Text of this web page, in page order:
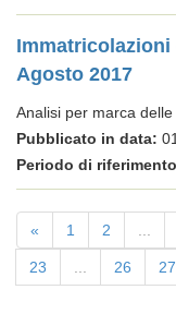
Agosto 2017
Analisi per marca
Pubblicato in data:
Periodo di
« 1 2
23 26 27